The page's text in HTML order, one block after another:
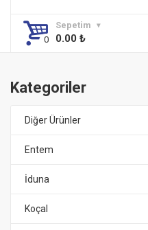
Sepetim
0.00 ₺
Kategoriler
Diğer Ürünler
Entem
İduna
Koçal